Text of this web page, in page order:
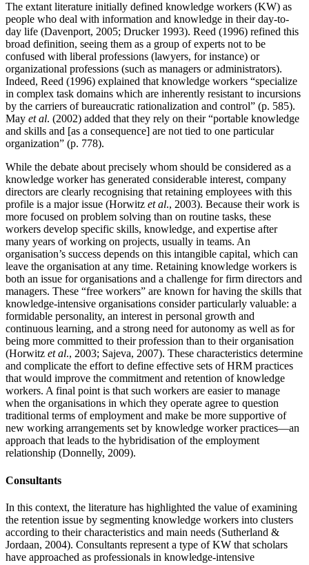
The extant literature initially defined knowledge workers (KW) as
people who deal with information and knowledge in their day-to-
day life (Davenport, 2005; Drucker 1993). Reed (1996) refined this
broad definition, seeing them as a group of experts not to be
confused with liberal professions (lawyers, for instance) or
organizational professions (such as managers or administrators).
Indeed, Reed (1996) explained that knowledge workers “specialize
in complex task domains which are inherently resistant to incursions
by the carriers of bureaucratic rationalization and control” (p. 585).
May et al. (2002) added that they rely on their “portable knowledge
and skills and [as a consequence] are not tied to one particular
organization” (p. 778).
While the debate about precisely whom should be considered as a
knowledge worker has generated considerable interest, company
directors are clearly recognising that retaining employees with this
profile is a major issue (Horwitz et al., 2003). Because their work is
more focused on problem solving than on routine tasks, these
workers develop specific skills, knowledge, and expertise after
many years of working on projects, usually in teams. An
organisation’s success depends on this intangible capital, which can
leave the organisation at any time. Retaining knowledge workers is
both an issue for organisations and a challenge for firm directors and
managers. These “free workers” are known for having the skills that
knowledge-intensive organisations consider particularly valuable: a
formidable personality, an interest in personal growth and
continuous learning, and a strong need for autonomy as well as for
being more committed to their profession than to their organisation
(Horwitz et al., 2003; Sajeva, 2007). These characteristics determine
and complicate the effort to define effective sets of HRM practices
that would improve the commitment and retention of knowledge
workers. A final point is that such workers are easier to manage
when the organisations in which they operate agree to question
traditional terms of employment and make be more supportive of
new working arrangements set by knowledge worker practices—an
approach that leads to the hybridisation of the employment
relationship (Donnelly, 2009).
Consultants
In this context, the literature has highlighted the value of examining
the retention issue by segmenting knowledge workers into clusters
according to their characteristics and main needs (Sutherland &
Jordaan, 2004). Consultants represent a type of KW that scholars
have approached as professionals in knowledge-intensive